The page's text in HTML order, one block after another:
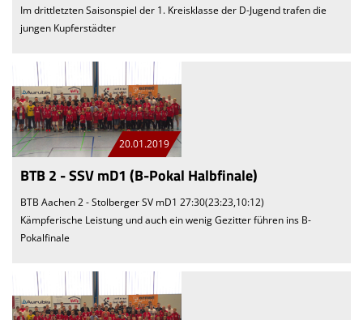
Im drittletzten Saisonspiel der 1. Kreisklasse der D-Jugend trafen die
jungen Kupferstädter
20.01.2019
BTB 2 - SSV mD1 (B-Pokal Halbfinale)
BTB Aachen 2 - Stolberger SV mD1 27:30(23:23,10:12)
Kämpferische Leistung und auch ein wenig Gezitter führen ins B-
Pokalfinale